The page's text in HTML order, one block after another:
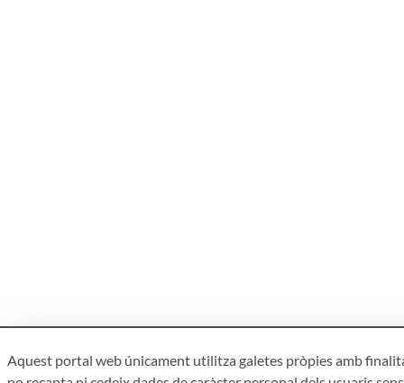
Aquest portal web únicament utilitza galetes pròpies amb